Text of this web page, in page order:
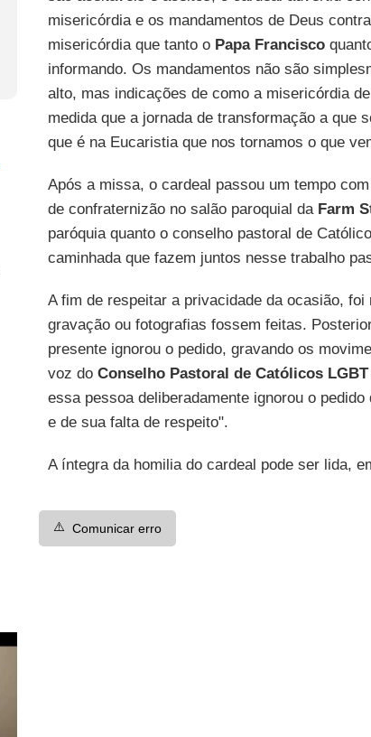
misericórdia e os mandamentos de Deus
misericórdia que tanto o Papa Francisco
informando. Os mandamentos não são
alto, mas indicações de como a misericórdia
medida que a jornada de transformação a que
que é na Eucaristia que nos tornamos o que
Após a missa, o cardeal passou um tempo
de confraternizão no salão paroquial da Farm
paróquia quanto o conselho pastoral de
caminhada que fazem juntos nesse trabalho
A fim de respeitar a privacidade da ocasião,
gravação ou fotografias fossem feitas.
presente ignorou o pedido, gravando os
voz do Conselho Pastoral de Católicos LGBT
essa pessoa deliberadamente ignorou o
e de sua falta de respeito".
A íntegra da homilia do cardeal pode ser lida,
⚠️ Comunicar erro